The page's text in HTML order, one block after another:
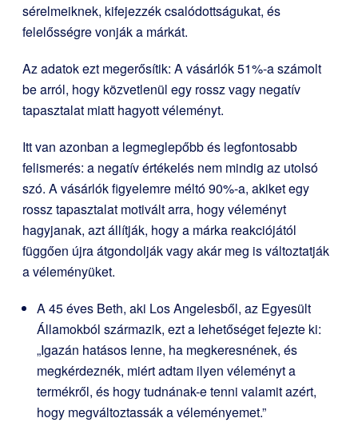
sérelmeiknek, kifejezzék csalódottságukat, és
felelősségre vonják a márkát.
Az adatok ezt megerősítik: A vásárlók 51%-a számolt
be arról, hogy közvetlenül egy rossz vagy negatív
tapasztalat miatt hagyott véleményt.
Itt van azonban a legmeglepőbb és legfontosabb
felismerés: a negatív értékelés nem mindig az utolsó
szó. A vásárlók figyelemre méltó 90%-a, akiket egy
rossz tapasztalat motivált arra, hogy véleményt
hagyjanak, azt állítják, hogy a márka reakciójától
függően újra átgondolják vagy akár meg is változtatják
a véleményüket.
A 45 éves Beth, aki Los Angelesből, az Egyesült
Államokból származik, ezt a lehetőséget fejezte ki:
„Igazán hatásos lenne, ha megkeresnének, és
megkérdeznék, miért adtam ilyen véleményt a
termékről, és hogy tudnának-e tenni valamit azért,
hogy megváltoztassák a véleményemet.”